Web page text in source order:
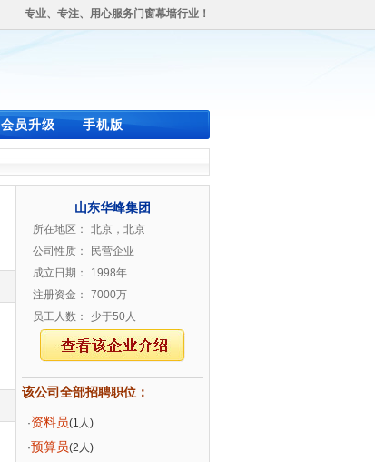
专业、专注、用心服务门窗幕墙行业！
会员升级 手机版
山东华峰集团
所在地区：
北京，北京
公司性质：
民营企业
成立日期：
1998年
注册资金：
7000万
员工人数：
少于50人
该公司全部招聘职位：
·资料员(1人)
·预算员(2人)